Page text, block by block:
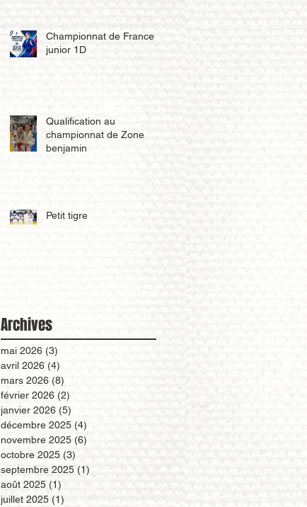
Championnat de France
junior 1D
Qualification au
championnat de Zone
benjamin
Petit tigre
Archives
mai 2026 (3)
avril 2026 (4)
mars 2026 (8)
février 2026 (2)
janvier 2026 (5)
décembre 2025 (4)
novembre 2025 (6)
octobre 2025 (3)
septembre 2025 (1)
août 2025 (1)
juillet 2025 (1)